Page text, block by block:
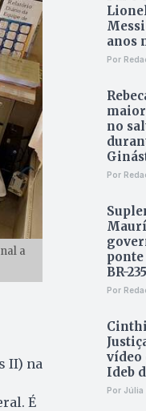
a
II) na
É
anos
Por
no
Por
BR-235
Por
vídeo
Ideb
Por Júlia